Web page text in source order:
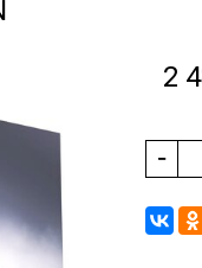
2